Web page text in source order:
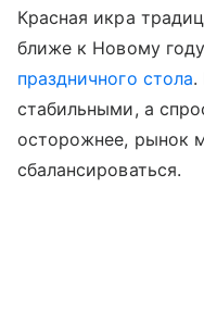
Красная икра
ближе к Новому
праздничного стола.
стабильными, а
осторожнее, рынок
сбалансироваться.